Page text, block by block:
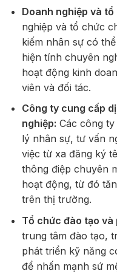
Doanh nghiệp và
nghiệp và tổ chức
kiếm nhân sự có
hiện tính chuyên
hoạt động kinh
viên và đối tác.
Công ty cung cấp
nghiệp: Các công
lý nhân sự, tư vấn
việc từ xa đăng ký
thông điệp chuyên
hoạt động, từ đó
trên thị trường.
Tổ chức đào tạo và
trung tâm đào tạo,
phát triển kỹ năng
để nhấn mạnh sứ